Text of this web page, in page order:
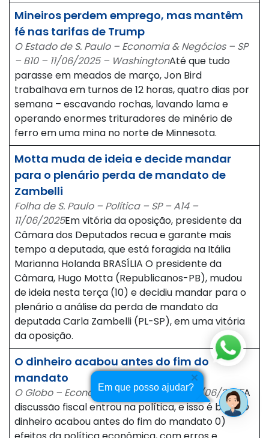
Em que posso ajudar?
Mineiros perdem emprego, mas mantêm
fé nas tarifas de Trump
O Estado de S. Paulo – Economia & Negócios – SP
– B10 – 11/06/2025 – WashingtonAté que tudo
parasse em meados de março, Jon Bird
trabalhava em turnos de 12 horas, quatro dias por
semana – escavando rochas, lavando lama e
operando enormes trituradores de minério de
ferro em uma mina no norte de Minnesota.
Motta muda de ideia e decide mandar
para o plenário perda de mandato de
Zambelli
Folha de S. Paulo – Política – SP – A14 –
11/06/2025Em vitória da oposição, presidente da
Câmara dos Deputados recua e garante mais
tempo a deputada, que está foragida na Itália
Marianna Holanda BRASÍLIA O presidente da
Câmara, Hugo Motta (Republicanos-PB), mudou
de ideia nesta terça (10) e decidiu mandar para o
plenário a análise da perda de mandato da
deputada Carla Zambelli (PL-SP), em uma vitória
da oposição.
O dinheiro acabou antes do fim do
mandato
O Globo – Economia – RJ – CAPA,16 – 11/06/2025A
discussão fiscal entrou na política, e isso é bom .O
dinheiro acabou antes do fim do mandato 0)